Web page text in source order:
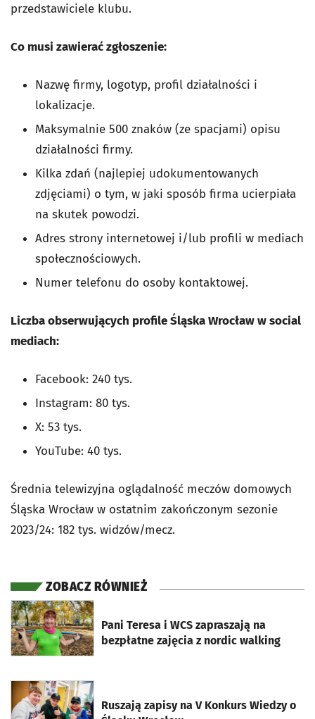
przedstawiciele klubu.
Co musi zawierać zgłoszenie:
Nazwę firmy, logotyp, profil działalności i
lokalizacje.
Maksymalnie 500 znaków (ze spacjami) opisu
działalności firmy.
Kilka zdań (najlepiej udokumentowanych
zdjęciami) o tym, w jaki sposób firma ucierpiała
na skutek powodzi.
Adres strony internetowej i/lub profili w mediach
społecznościowych.
Numer telefonu do osoby kontaktowej.
Liczba obserwujących profile Śląska Wrocław w social
mediach:
Facebook: 240 tys.
Instagram: 80 tys.
X: 53 tys.
YouTube: 40 tys.
Średnia telewizyjna oglądalność meczów domowych
Śląska Wrocław w ostatnim zakończonym sezonie
2023/24: 182 tys. widzów/mecz.
ZOBACZ RÓWNIEŻ
Pani Teresa i WCS zapraszają na
bezpłatne zajęcia z nordic walking
otworzy się w nowej karcie
Ruszają zapisy na V Konkurs Wiedzy o
otworzy się w nowej karcie